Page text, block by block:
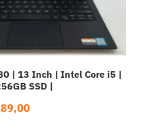
| 13 Inch | Intel Core i5 |
SSD |